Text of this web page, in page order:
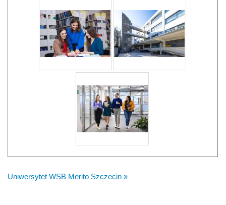
Uniwersytet WSB Merito Szczecin »